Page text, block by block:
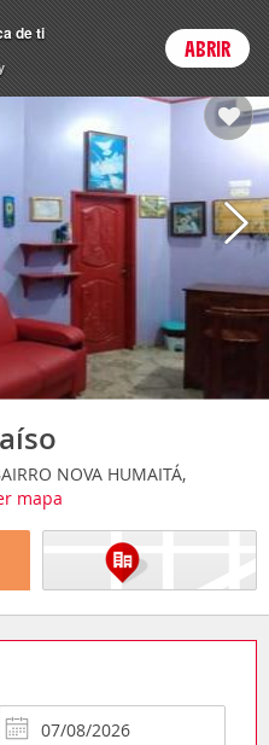
Precios en
ARSCambiar moneda
Login
NOVA HUMAITÁ,
mapa
de ti
ABRIR